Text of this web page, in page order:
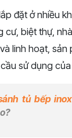
đặt ở nhiều
biệt thự,
linh hoạt, sản
sử dụng
tủ bếp